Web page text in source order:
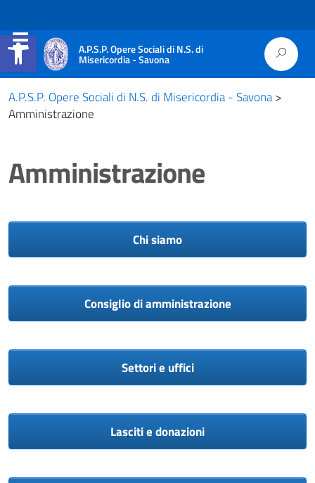
Apri la barra degli strumenti
A.P.S.P. Opere Sociali di N.S. di
Misericordia - Savona
A.P.S.P. Opere Sociali di N.S. di Misericordia - Savona>
Amministrazione
Amministrazione
Chi siamo
Consiglio di amministrazione
Settori e uffici
Lasciti e donazioni